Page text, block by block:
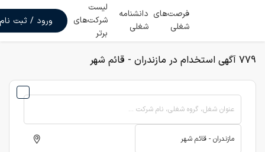
فرصت‌های
شغلی
دانشنامه
شغلی
لیست
شرکت‌های
برتر
ورود / ثبت نام
779 آگهی استخدام در مازندران - قائم شهر
عنوان شغل، گروه شغلی، نام شرکت ...